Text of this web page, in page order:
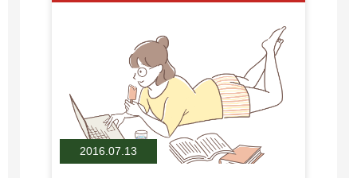
2016.07.13